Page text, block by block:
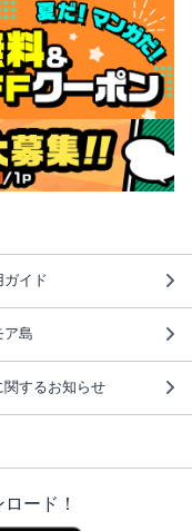
ガイド
ア島
関するお知らせ
ード！